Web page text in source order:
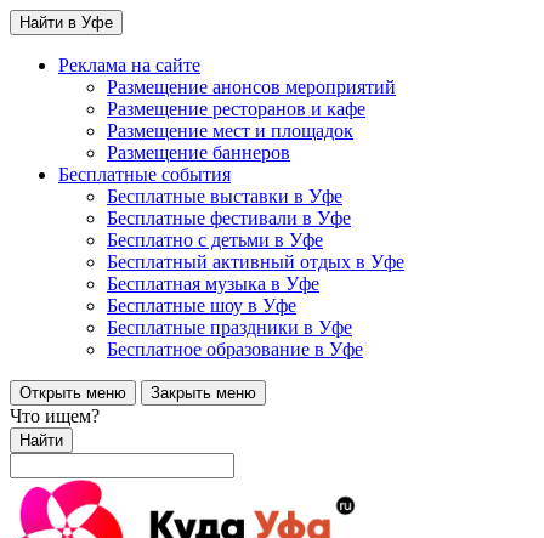
Найти в Уфе
Реклама на сайте
Размещение анонсов мероприятий
Размещение ресторанов и кафе
Размещение мест и площадок
Размещение баннеров
Бесплатные события
Бесплатные выставки в Уфе
Бесплатные фестивали в Уфе
Бесплатно с детьми в Уфе
Бесплатный активный отдых в Уфе
Бесплатная музыка в Уфе
Бесплатные шоу в Уфе
Бесплатные праздники в Уфе
Бесплатное образование в Уфе
Открыть меню Закрыть меню
Что ищем?
Найти